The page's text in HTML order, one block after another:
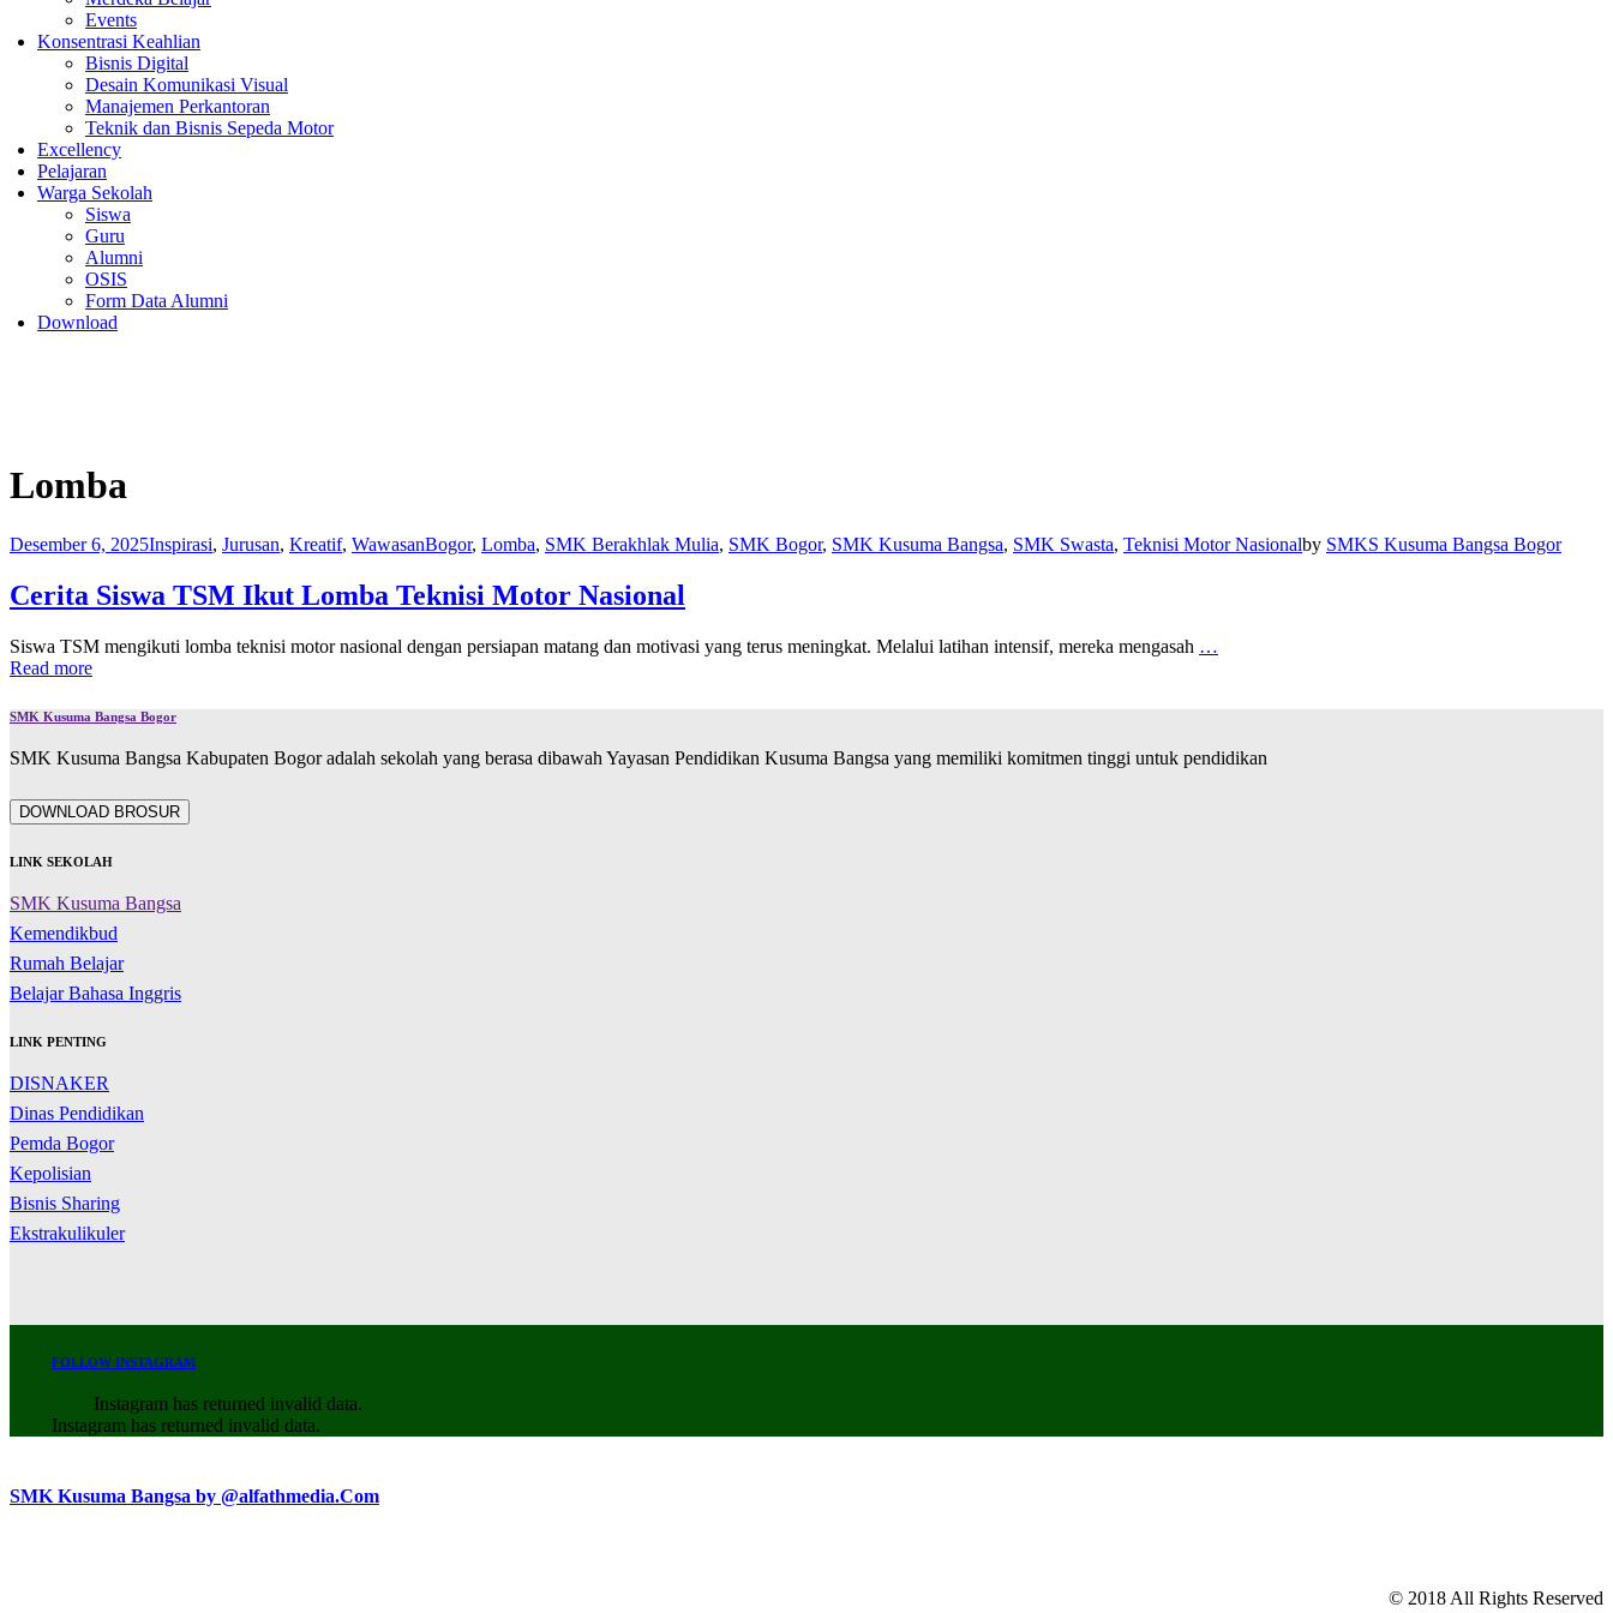
Events
Konsentrasi Keahlian
Bisnis Digital
Desain Komunikasi Visual
Manajemen Perkantoran
Teknik dan Bisnis Sepeda Motor
Excellency
Pelajaran
Warga Sekolah
Siswa
Guru
Alumni
OSIS
Form Data Alumni
Download
Lomba
Desember 6, 2025Inspirasi, Jurusan, Kreatif, WawasanBogor, Lomba, SMK Berakhlak Mulia, SMK Bogor, SMK Kusuma Bangsa, SMK Swasta, Teknisi Motor Nasionalby SMKS Kusuma Bangsa Bogor
Cerita Siswa TSM Ikut Lomba Teknisi Motor Nasional
Siswa TSM mengikuti lomba teknisi motor nasional dengan persiapan matang dan motivasi yang terus meningkat. Melalui latihan intensif, mereka mengasah …
Read more
SMK Kusuma Bangsa Bogor
SMK Kusuma Bangsa Kabupaten Bogor adalah sekolah yang berasa dibawah Yayasan Pendidikan Kusuma Bangsa yang memiliki komitmen tinggi untuk pendidikan
DOWNLOAD BROSUR
LINK SEKOLAH
SMK Kusuma Bangsa
Kemendikbud
Rumah Belajar
Belajar Bahasa Inggris
LINK PENTING
DISNAKER
Dinas Pendidikan
Pemda Bogor
Kepolisian
Bisnis Sharing
Ekstrakulikuler
FOLLOW INSTAGRAM
Instagram has returned invalid data.
Instagram has returned invalid data.
SMK Kusuma Bangsa by @alfathmedia.Com
© 2018 All Rights Reserved